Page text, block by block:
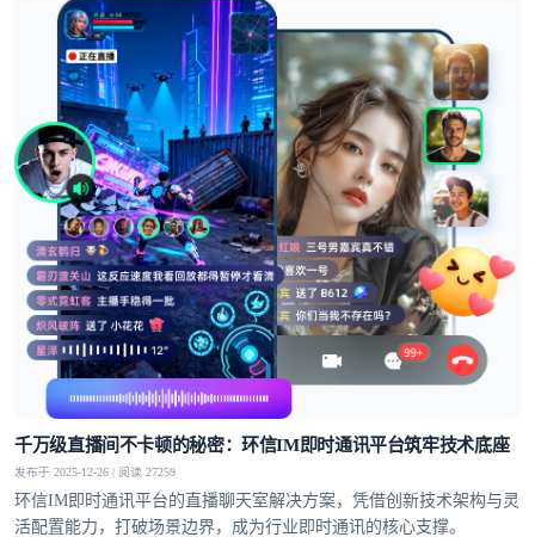
千万级直播间不卡顿的秘密：环信IM即时通讯平台筑牢技术底座
发布于 2025-12-26 | 阅读 27259
环信IM即时通讯平台的直播聊天室解决方案，凭借创新技术架构与灵
活配置能力，打破场景边界，成为行业即时通讯的核心支撑。